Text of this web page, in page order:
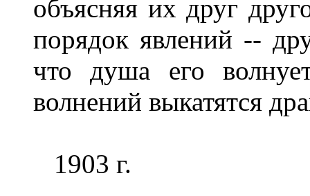
объясняя их друг
порядок явлений --
что душа его
волнений выкатятся
1903 г.